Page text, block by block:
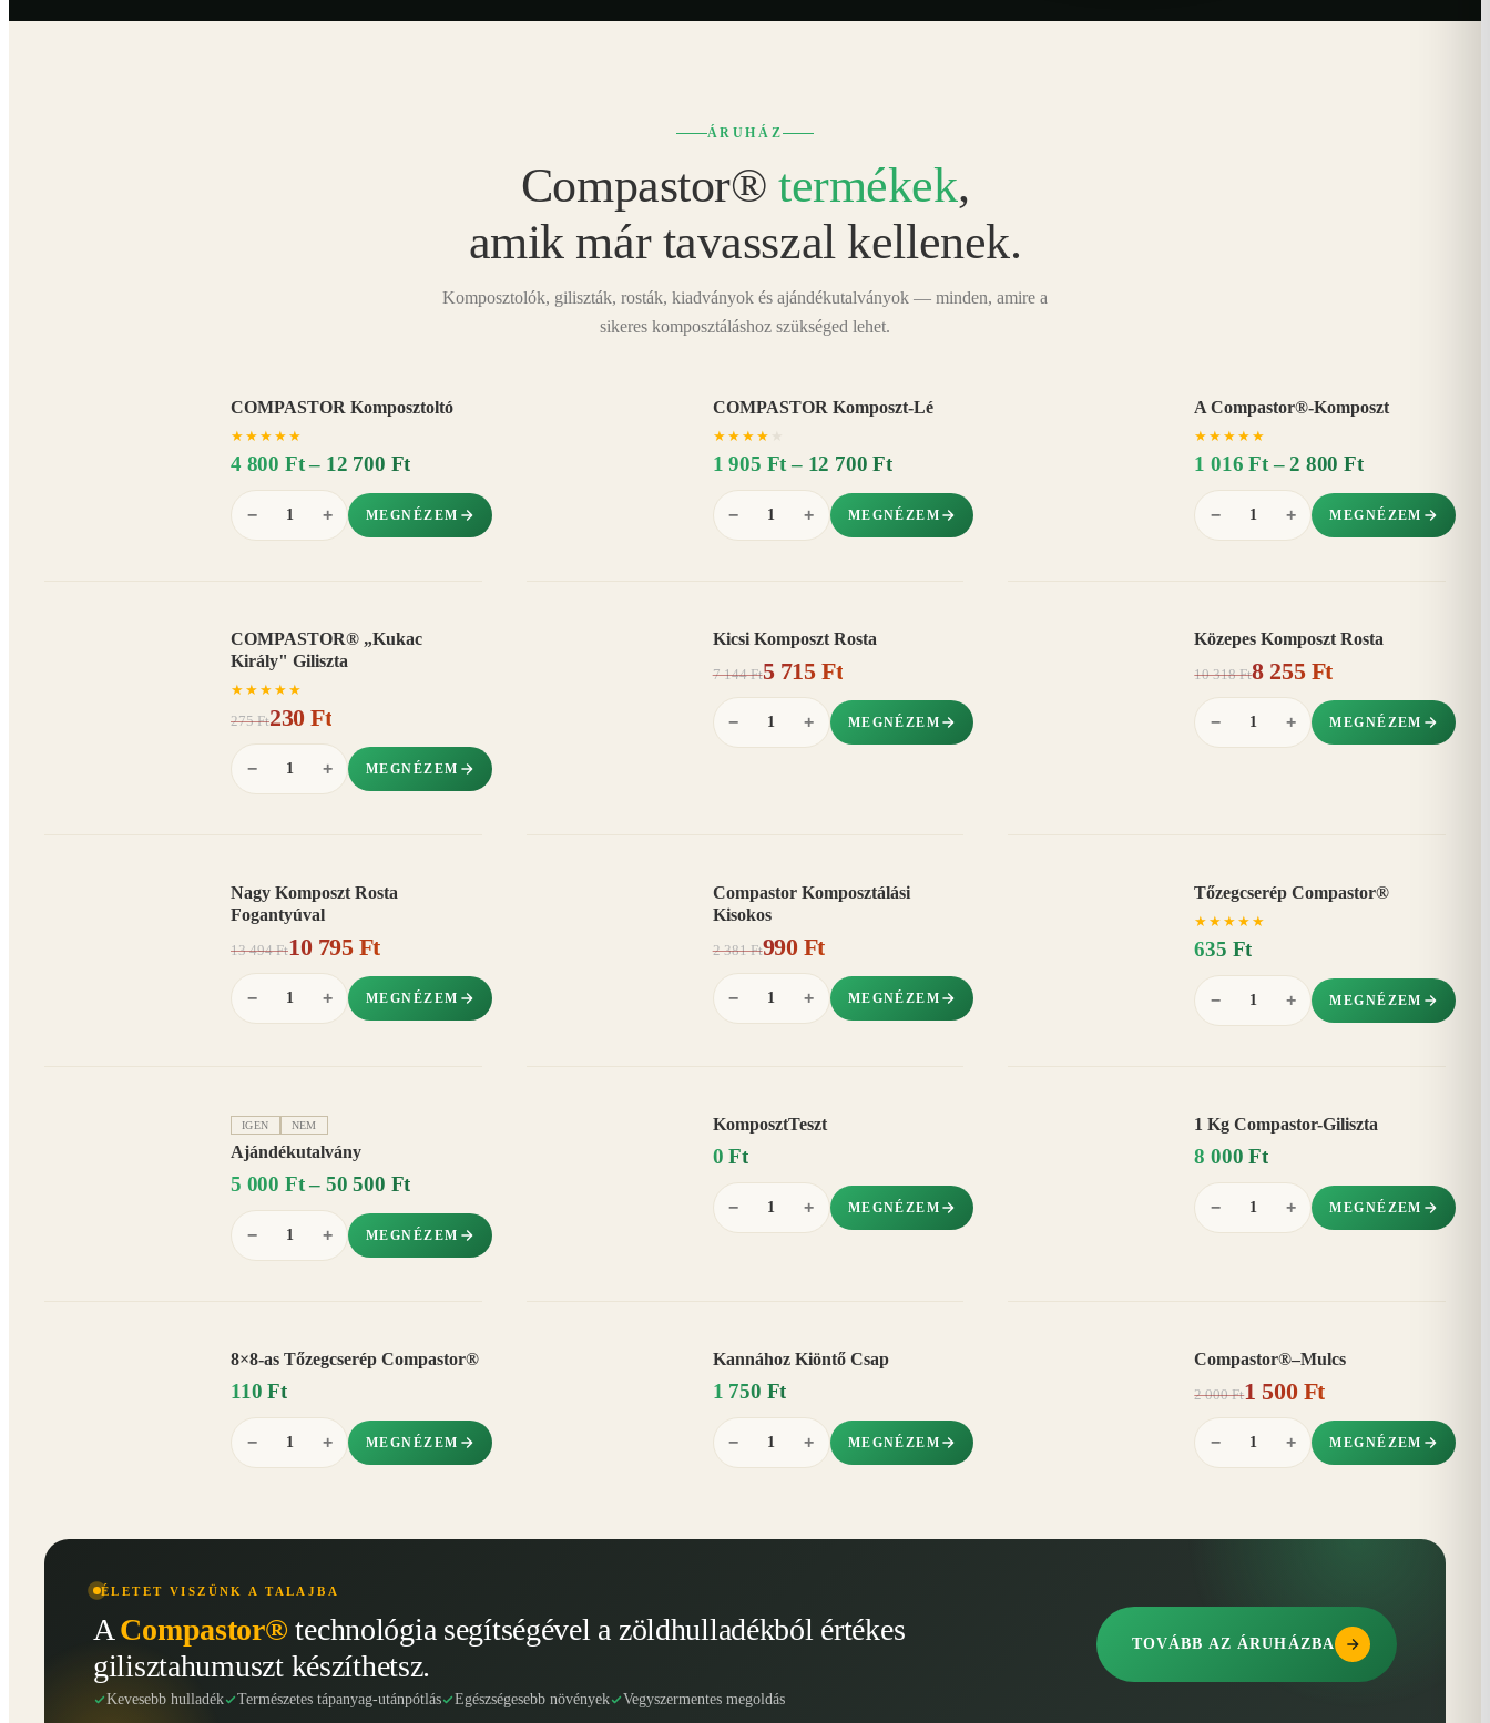
ÁRUHÁZ
Compastor®termékek,
amik már tavasszal kellenek.
Komposztolók, giliszták, rosták, kiadványok és ajándékutalványok — minden, amire a
sikeres komposztáláshoz szükséged lehet.
COMPASTOR Komposztoltó
★ ★ ★ ★ ★
4 800 Ft – 12 700 Ft
− + MEGNÉZEM
COMPASTOR Komposzt-Lé
★ ★ ★ ★
1 905 Ft – 12 700 Ft
− + MEGNÉZEM
A Compastor®-Komposzt
★ ★ ★ ★ ★
1 016 Ft – 2 800 Ft
− + MEGNÉZEM
COMPASTOR® „Kukac
Király" Giliszta
★ ★ ★ ★ ★
275 Ft230 Ft
− + MEGNÉZEM
Kicsi Komposzt Rosta
7 144 Ft5 715 Ft
− + MEGNÉZEM
Közepes Komposzt Rosta
10 318 Ft8 255 Ft
− + MEGNÉZEM
Nagy Komposzt Rosta
Fogantyúval
13 494 Ft10 795 Ft
− + MEGNÉZEM
Compastor Komposztálási
Kisokos
2 381 Ft990 Ft
− + MEGNÉZEM
Tőzegcserép Compastor®
★ ★ ★ ★ ★
635 Ft
− + MEGNÉZEM
IGEN NEM
Ajándékutalvány
5 000 Ft – 50 500 Ft
− + MEGNÉZEM
KomposztTeszt
0 Ft
− + MEGNÉZEM
1 Kg Compastor-Giliszta
8 000 Ft
− + MEGNÉZEM
8×8-as Tőzegcserép Compastor®
110 Ft
− + MEGNÉZEM
Kannához Kiöntő Csap
1 750 Ft
− + MEGNÉZEM
Compastor®–Mulcs
2 000 Ft1 500 Ft
− + MEGNÉZEM
ÉLETET VISZÜNK A TALAJBA
A Compastor® technológia segítségével a zöldhulladékból értékes
gilisztahumuszt készíthetsz.
Kevesebb hulladék Természetes tápanyag-utánpótlás Egészségesebb növények Vegyszermentes megoldás
TOVÁBB AZ ÁRUHÁZBA